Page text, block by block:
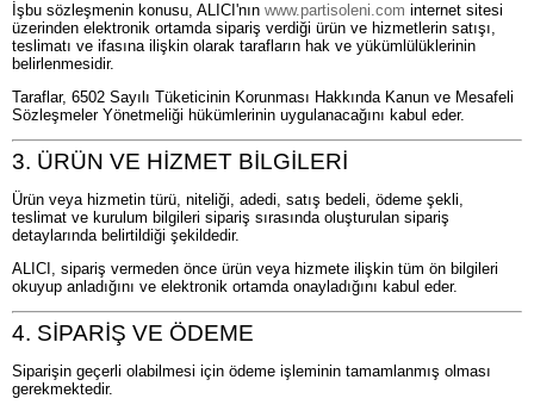
İşbu sözleşmenin konusu, ALICI'nın www.partisoleni.com internet sitesi
üzerinden elektronik ortamda sipariş verdiği ürün ve hizmetlerin satışı,
teslimatı ve ifasına ilişkin olarak tarafların hak ve yükümlülüklerinin
belirlenmesidir.
Taraflar, 6502 Sayılı Tüketicinin Korunması Hakkında Kanun ve Mesafeli
Sözleşmeler Yönetmeliği hükümlerinin uygulanacağını kabul eder.
3. ÜRÜN VE HİZMET BİLGİLERİ
Ürün veya hizmetin türü, niteliği, adedi, satış bedeli, ödeme şekli,
teslimat ve kurulum bilgileri sipariş sırasında oluşturulan sipariş
detaylarında belirtildiği şekildedir.
ALICI, sipariş vermeden önce ürün veya hizmete ilişkin tüm ön bilgileri
okuyup anladığını ve elektronik ortamda onayladığını kabul eder.
4. SİPARİŞ VE ÖDEME
Siparişin geçerli olabilmesi için ödeme işleminin tamamlanmış olması
gerekmektedir.